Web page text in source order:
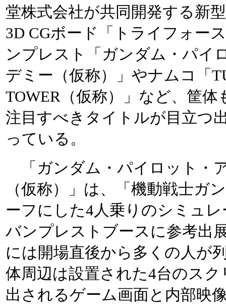
堂株式会社が共同開発する新
3D CGボード「トライフォー
ンプレスト「ガンダム・パイ
デミー（仮称）」やナムコ「
TOWER（仮称）」など、筐体
注目すべきタイトルが目立つ
っている。
「ガンダム・パイロット・
（仮称）」は、「機動戦士ガ
ーフにした4人乗りのシミュ
バンプレストブースに参考出
には開場直後から多くの人が
体周辺は設置された4台のス
出されるゲーム画面と内部映